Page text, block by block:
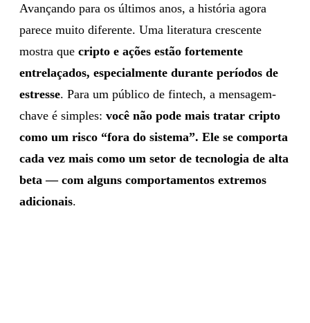
Avançando para os últimos anos, a história agora
parece muito diferente. Uma literatura crescente
mostra que cripto e ações estão fortemente
entrelaçados, especialmente durante períodos de
estresse. Para um público de fintech, a mensagem-
chave é simples: você não pode mais tratar cripto
como um risco “fora do sistema”. Ele se comporta
cada vez mais como um setor de tecnologia de alta
beta — com alguns comportamentos extremos
adicionais.